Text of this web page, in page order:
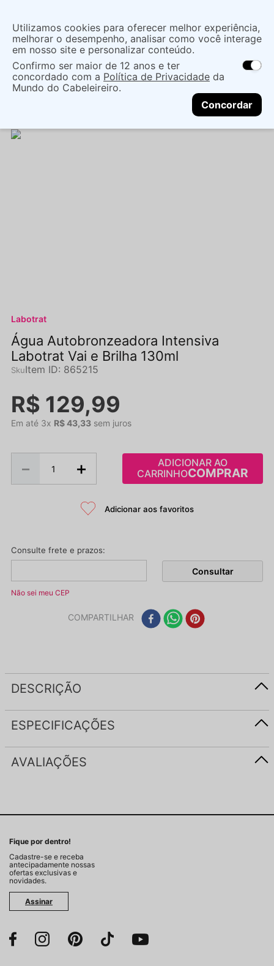
localização
As ofertas e opções de entrega variam de
acordo com a região.Não sei meu CEP
CONTINUAR
O que você procura?
Cuidados com o Corpo
Linha Solar
ÁGUA AUTOBRONZEADORA
INTENSIVA LABOTRAT VAI E BRILHA 130ML
Labotrat
Água Autobronzeadora Intensiva
Labotrat Vai e Brilha 130ml
Item ID: 865215
R$ 129,99
Em até 3x R$43,33 sem juros
＋
－
ADICIONAR AO
CARRINHO
Não sei meu CEP
COMPARTILHAR
DESCRIÇÃO
ESPECIFICAÇÕES
AVALIAÇÕES
Fique por dentro!
Cadastre-se e receba
antecipadamente nossas
ofertas exclusivas e
novidades.
Assinar
Utilizamos cookies para oferecer melhor experiência,
melhorar o desempenho, analisar como você interage
em nosso site e personalizar conteúdo.
Confirmo ser maior de 12 anos e ter
concordado com a Política de Privacidade da
Mundo do Cabeleireiro.
Concordar